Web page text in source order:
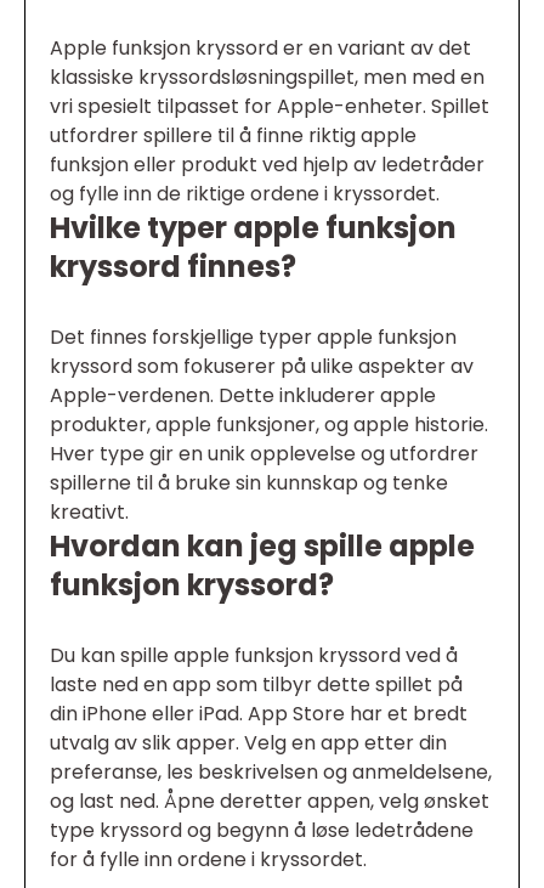
Apple funksjon kryssord er en variant av det
klassiske kryssordsløsningspillet, men med en
vri spesielt tilpasset for Apple-enheter. Spillet
utfordrer spillere til å finne riktig apple
funksjon eller produkt ved hjelp av ledetråder
og fylle inn de riktige ordene i kryssordet.
Hvilke typer apple funksjon
kryssord finnes?
Det finnes forskjellige typer apple funksjon
kryssord som fokuserer på ulike aspekter av
Apple-verdenen. Dette inkluderer apple
produkter, apple funksjoner, og apple historie.
Hver type gir en unik opplevelse og utfordrer
spillerne til å bruke sin kunnskap og tenke
kreativt.
Hvordan kan jeg spille apple
funksjon kryssord?
Du kan spille apple funksjon kryssord ved å
laste ned en app som tilbyr dette spillet på
din iPhone eller iPad. App Store har et bredt
utvalg av slik apper. Velg en app etter din
preferanse, les beskrivelsen og anmeldelsene,
og last ned. Åpne deretter appen, velg ønsket
type kryssord og begynn å løse ledetrådene
for å fylle inn ordene i kryssordet.